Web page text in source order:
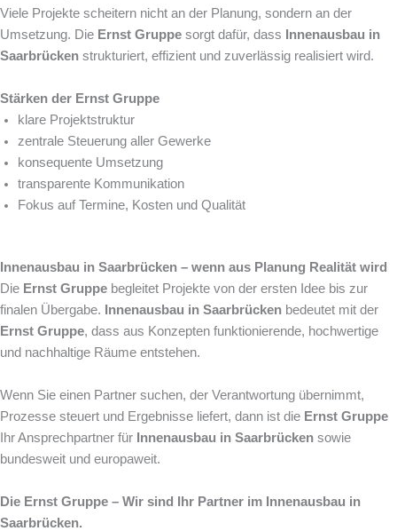
Viele Projekte scheitern nicht an der Planung, sondern an der
Umsetzung. Die Ernst Gruppe sorgt dafür, dass
Innenausbau in
Saarbrücken strukturiert, effizient und zuverlässig realisiert wird.
Stärken der Ernst Gruppe
klare Projektstruktur
zentrale Steuerung aller Gewerke
konsequente Umsetzung
transparente Kommunikation
Fokus auf Termine, Kosten und Qualität
Innenausbau in Saarbrücken – wenn aus Planung Realität wird
Die Ernst Gruppe begleitet Projekte von der ersten Idee bis zur
finalen Übergabe.
Innenausbau in Saarbrücken bedeutet mit der
Ernst Gruppe, dass aus Konzepten funktionierende, hochwertige
und nachhaltige Räume entstehen.
Wenn Sie einen Partner suchen, der Verantwortung übernimmt,
Prozesse steuert und Ergebnisse liefert, dann ist die Ernst Gruppe
Ihr Ansprechpartner für Innenausbau in Saarbrücken sowie
bundesweit und europaweit.
Die Ernst Gruppe – Wir sind Ihr Partner im Innenausbau in
Saarbrücken.